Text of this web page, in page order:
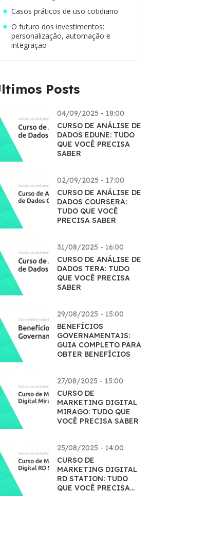
Casos práticos de uso cotidiano
O futuro dos investimentos:
personalização, automação e
integração
Posts
04/09/2025 - 18:00
CURSO DE ANÁLISE DE
DADOS EDUNE: TUDO
QUE VOCÊ PRECISA
SABER
02/09/2025 - 17:00
CURSO DE ANÁLISE DE
DADOS COURSERA:
TUDO QUE VOCÊ
PRECISA SABER
31/08/2025 - 16:00
CURSO DE ANÁLISE DE
DADOS TERA: TUDO
QUE VOCÊ PRECISA
SABER
29/08/2025 - 15:00
BENEFÍCIOS
GOVERNAMENTAIS:
GUIA COMPLETO PARA
OBTER BENEFÍCIOS
27/08/2025 - 15:00
CURSO DE
MARKETING DIGITAL
MIRAGO: TUDO QUE
VOCÊ PRECISA SABER
25/08/2025 - 14:00
CURSO DE
MARKETING DIGITAL
RD STATION: TUDO
QUE VOCÊ PRECISA